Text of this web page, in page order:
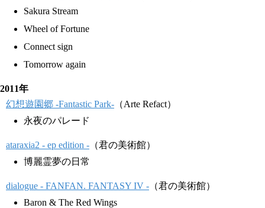
Sakura Stream
Wheel of Fortune
Connect sign
Tomorrow again
2011年
幻想遊園郷 -Fantastic Park- （Arte Refact）
永夜のパレード
ataraxia2 - ep edition - （君の美術館）
博麗霊夢の日常
dialogue - FANFAN. FANTASY IV - （君の美術館）
Baron & The Red Wings